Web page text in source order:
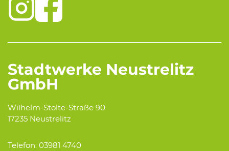
Stadtwerke Neustrelitz
GmbH
Wilhelm-Stolte-Straße 90
17235 Neustrelitz
Telefon: 03981 4740